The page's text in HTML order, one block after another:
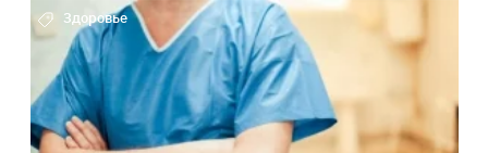
Здоровье